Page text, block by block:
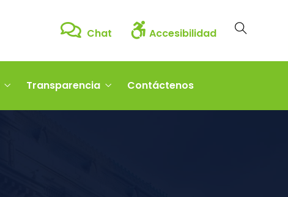
Chat Accesibilidad
Transparencia Contáctenos